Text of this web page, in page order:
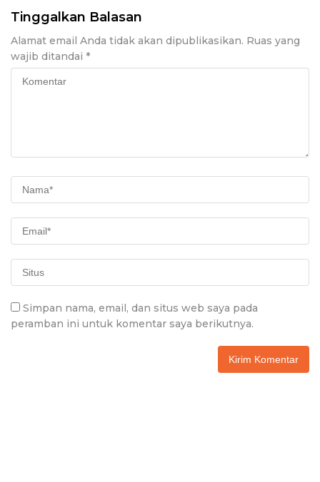
Tinggalkan Balasan
Alamat email Anda tidak akan dipublikasikan. Ruas yang
wajib ditandai *
Simpan nama, email, dan situs web saya pada
peramban ini untuk komentar saya berikutnya.